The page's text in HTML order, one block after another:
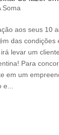
Soma
aos seus 10
das condições
levar um
Para
em um
e...